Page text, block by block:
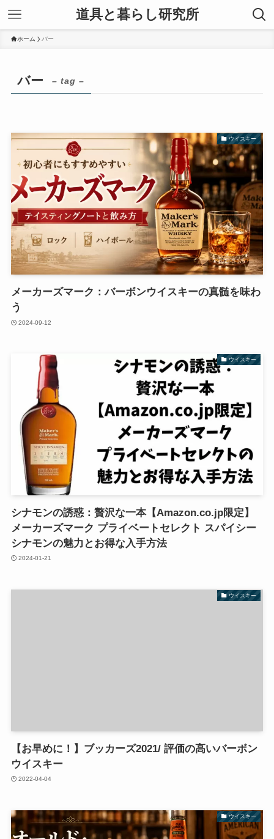
道具と暮らし研究所
ホーム バー
バー – tag –
ウイスキー
メーカーズマーク：バーボンウイスキーの真髄を味わ
う
2024-09-12
ウイスキー
シナモンの誘惑：贅沢な一本【Amazon.co.jp限定】
メーカーズマーク プライベートセレクト スパイシー
シナモンの魅力とお得な入手方法
2024-01-21
ウイスキー
【お早めに！】ブッカーズ2021/ 評価の高いバーボン
ウイスキー
2022-04-04
ウイスキー